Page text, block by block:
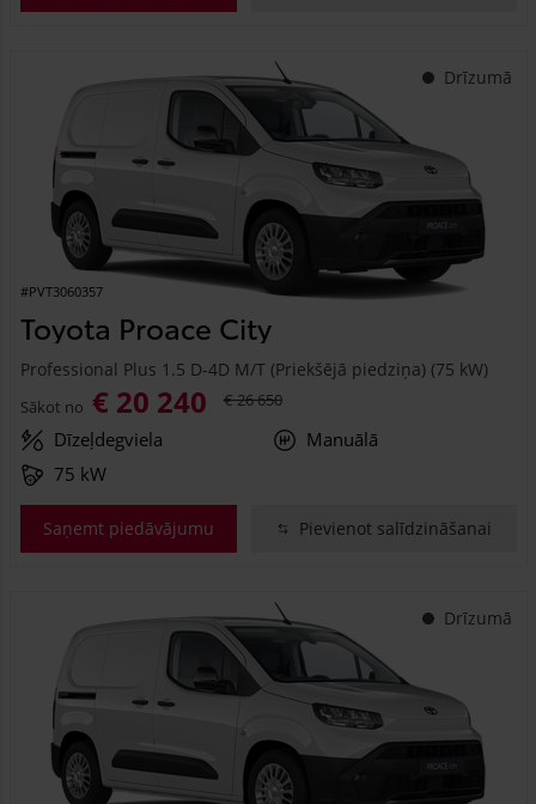
Drīzumā
#PVT3060357
Toyota Proace City
Professional Plus 1.5 D-4D M/T (Priekšējā piedziņa) (75 kW)
Sākot no € 20 240 € 26 650
Dīzeļdegviela
Manuālā
75 kW
Saņemt piedāvājumu Pievienot salīdzināšanai
Drīzumā